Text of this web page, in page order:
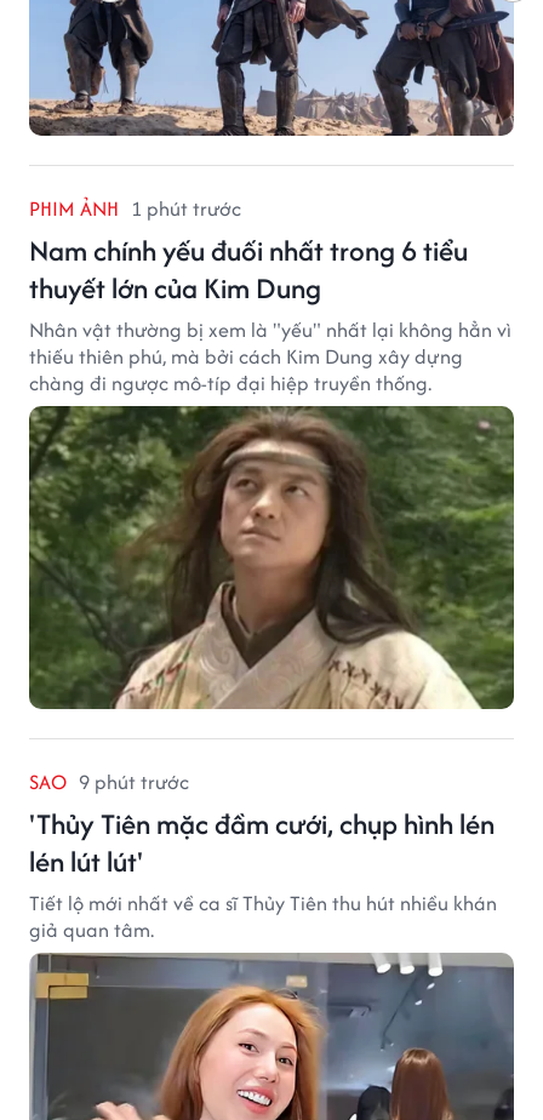
PHIM ẢNH 1 phút trước
Nam chính yếu đuối nhất trong 6 tiểu
thuyết lớn của Kim Dung
Nhân vật thường bị xem là "yếu" nhất lại không hẳn vì
thiếu thiên phú, mà bởi cách Kim Dung xây dựng
chàng đi ngược mô-típ đại hiệp truyền thống.
SAO 9 phút trước
'Thủy Tiên mặc đầm cưới, chụp hình lén
lén lút lút'
Tiết lộ mới nhất về ca sĩ Thủy Tiên thu hút nhiều khán
giả quan tâm.